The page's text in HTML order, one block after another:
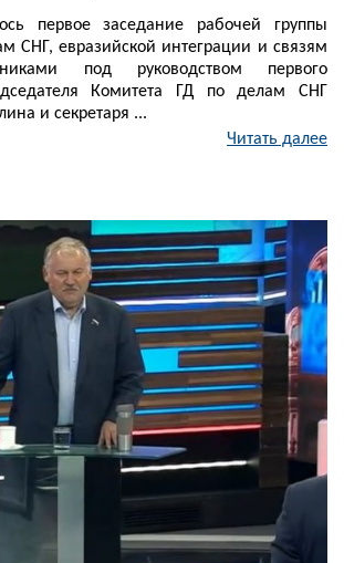
первое заседание рабочей группы
СНГ, евразийской интеграции и связям
под руководством первого
Комитета ГД по делам СНГ
и секретаря ...
Читать далее